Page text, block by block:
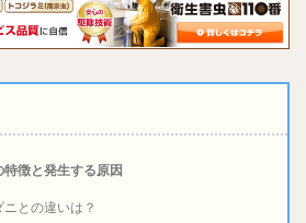
徴と発生する原因
との違いは？